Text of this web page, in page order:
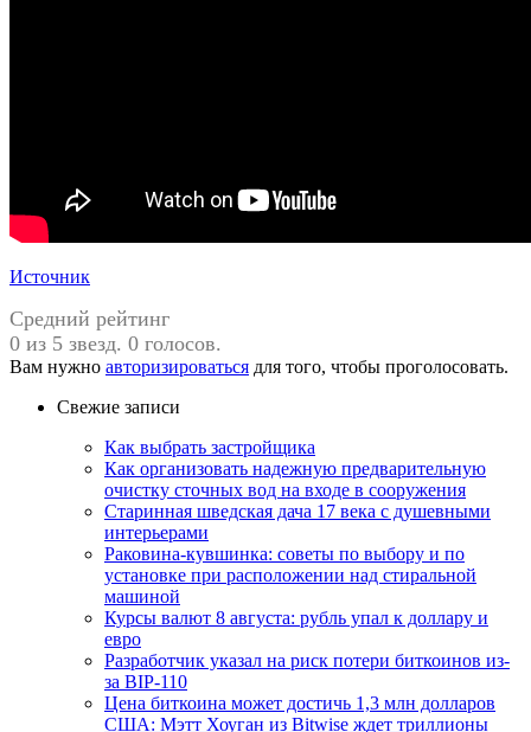
Источник
Средний рейтинг
0 из 5 звезд. 0 голосов.
Вам нужно авторизироваться для того, чтобы проголосовать.
Свежие записи
Как выбрать застройщика
Как организовать надежную предварительную
очистку сточных вод на входе в сооружения
Старинная шведская дача 17 века с душевными
интерьерами
Раковина-кувшинка: советы по выбору и по
установке при расположении над стиральной
машиной
Курсы валют 8 августа: рубль упал к доллару и
евро
Разработчик указал на риск потери биткоинов из-
за BIP-110
Цена биткоина может достичь 1,3 млн долларов
США: Мэтт Хоуган из Bitwise ждет триллионы